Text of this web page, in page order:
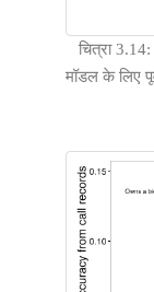
चित्रा
मॉडल के लिए